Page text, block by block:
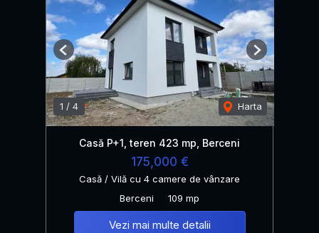
1 / 4 Harta
Previous Next
Casă P+1, teren 423 mp, Berceni
175,000 €
Casă / Vilă cu 4 camere de vânzare
Berceni
109 mp
Vezi mai multe detalii